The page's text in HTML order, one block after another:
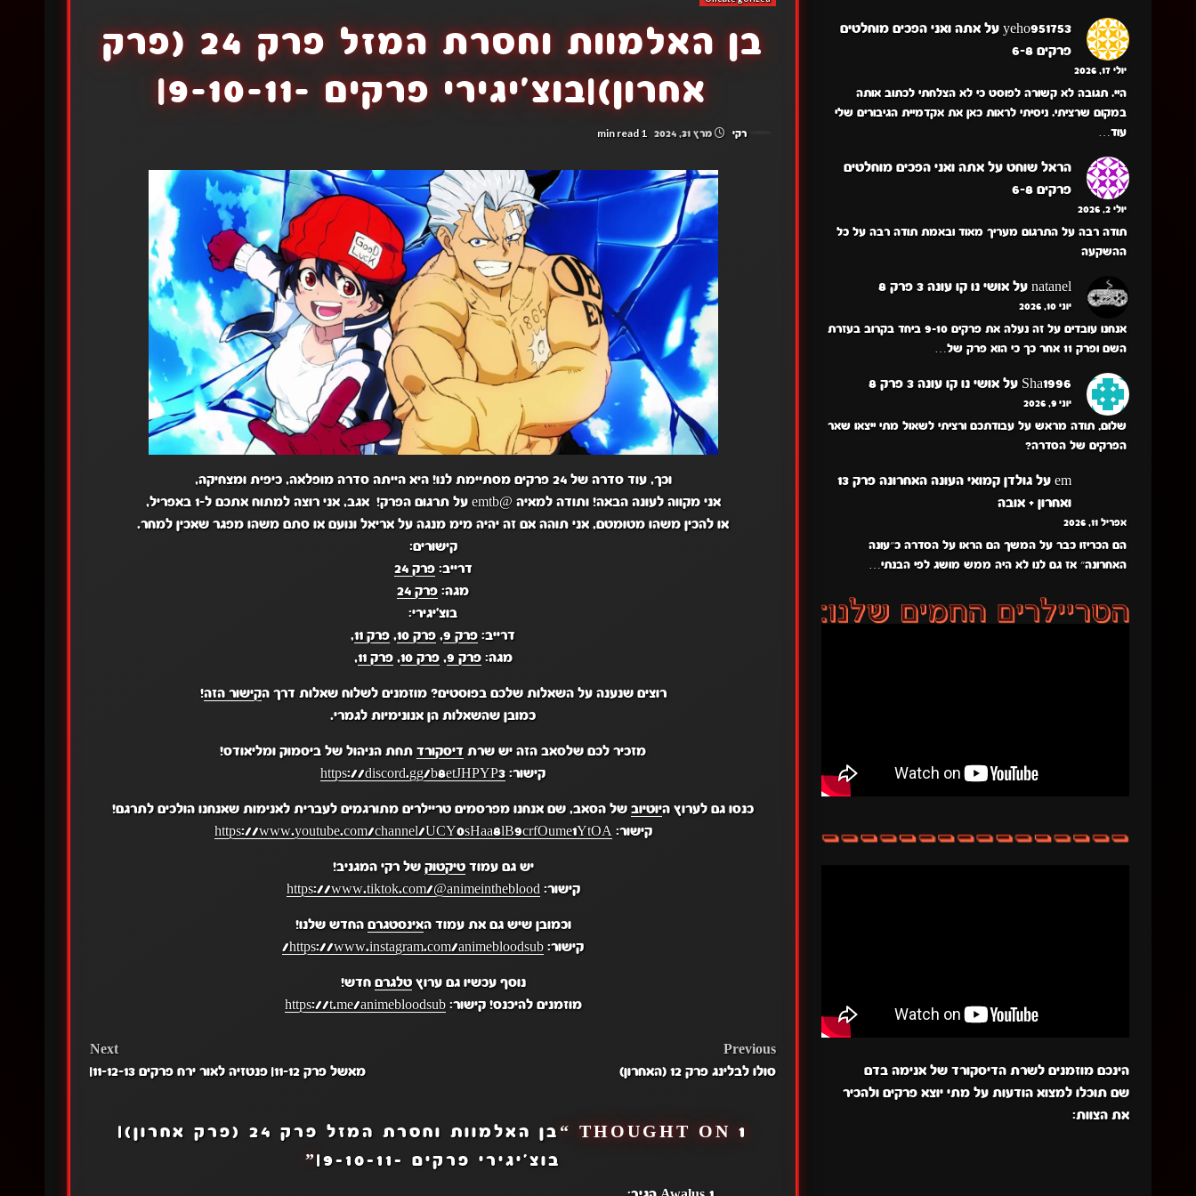
בן האלמוות וחסרת המזל פרק 24 (פרק
אחרון)|בוצ'יגירי פרקים -9-10-11|
רקי מרץ 31, 2024 1 min read
וכך, עוד סדרה של 24 פרקים מסתיימת לנו! היא הייתה סדרה מופלאה, כיפית ומצחיקה,
אני מקווה לעונה הבאה! ותודה למאיה @emtb על תרגום הפרק! אגב, אני רוצה למתוח אתכם ל-1 באפריל,
או להכין משהו מטומטם, אני תוהה אם זה יהיה מימ מנגה על אריאל ונועם או סתם משהו מפגר שאכין למחר.
קישורים:
דרייב:פרק 24
מגה: פרק 24
בוצ'יגירי:
דרייב: פרק 9 , פרק 10 , פרק 11
,
מגה:פרק 9 ,פרק 10 ,פרק 11 ,
רוצים שנענה על השאלות שלכם בפוסטים? מוזמנים לשלוח שאלות דרך הקישור הזה!
כמובן שהשאלות הן אנונימיות לגמרי.
מזכיר לכם שלסאב הזה יש שרת דיסקורדתחת הניהול של ביסמוק ומליאודס!
קישור: https://discord.gg/b8etJHPYP3
כנסו גם לערוץ היוטיובשל הסאב, שם אנחנו מפרסמים טריילרים מתורגמים לעברית לאנימות שאנחנו הולכים לתרגם!
קישור: https://www.youtube.com/channel/UCY0sHaa8lB9crfOume1YtOA
יש גם עמודטיקטוק של רקי המגניב!
קישור: https://www.tiktok.com/@animeintheblood
וכמובן שיש גם את עמוד האינסטגרם החדש שלנו!
קישור: https://www.instagram.com/animebloodsub/
נוסף עכשיו גם ערוץטלגרם חדש!
מוזמנים להיכנס! קישור:https://t.me/animebloodsub
POST
Previous
סולו לבלינג פרק 12 (האחרון)
Next
מאשל פרק 11-12| פנטזיה לאור ירח פרקים 11-12-13|
1 THOUGHT ON “
בן האלמוות וחסרת המזל פרק 24 (פרק אחרון)|
בוצ'יגירי פרקים -9-10-11|
”
yeho951753 עלאתה ואני הפכים מוחלטים
פרקים 6-8
יולי 17, 2026
היי. תגובה לא קשורה לפוסט כי לא הצלחתי לכתוב אותה
במקום שרציתי. ניסיתי לראות כאן את אקדמיית הגיבורים שלי
עוד…
הראל שוחט עלאתה ואני הפכים מוחלטים
פרקים 6-8
יולי 2, 2026
תודה רבה על התרגום מעריך מאוד ובאמת תודה רבה על כל
ההשקעה
natanel עלאושי נו קו עונה 3 פרק 8
יוני 10, 2026
אנחנו עובדים על זה נעלה את פרקים 9-10 ביחד בקרוב בעזרת
השם ופרק 11 אחר כך כי הוא פרק של…
Sha1996 עלאושי נו קו עונה 3 פרק 8
יוני 9, 2026
שלום, תודה מראש על עבודתכם ורציתי לשאול מתי ייצאו שאר
הפרקים של הסדרה?
em על
גולדן קמואי העונה האחרונה פרק 13
ואחרון + אובה
אפריל 11, 2026
הם הכריזו כבר על המשך הם הראו על הסדרה כ״עונה
האחרונה״ אז גם לנו לא היה ממש מושג לפי הבנתי…
הינכם מוזמנים לשרת הדיסקורד של אנימה בדם
שם תוכלו למצוא הודעות על מתי יוצא פרקים ולהכיר
את הצוות: